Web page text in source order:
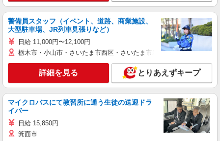
警備員スタッフ（イベント、道路、商業施設、
大型駐車場、JR列車見張りなど）
日給 11,000円〜12,100円
栃木市・小山市・さいたま市西区・さいたま市岩槻区・久喜市・蓮田
詳細を見る とりあえずキープ
マイクロバスにて教習所に通う生徒の送迎ドラ
イバー
日給 15,850円
箕面市